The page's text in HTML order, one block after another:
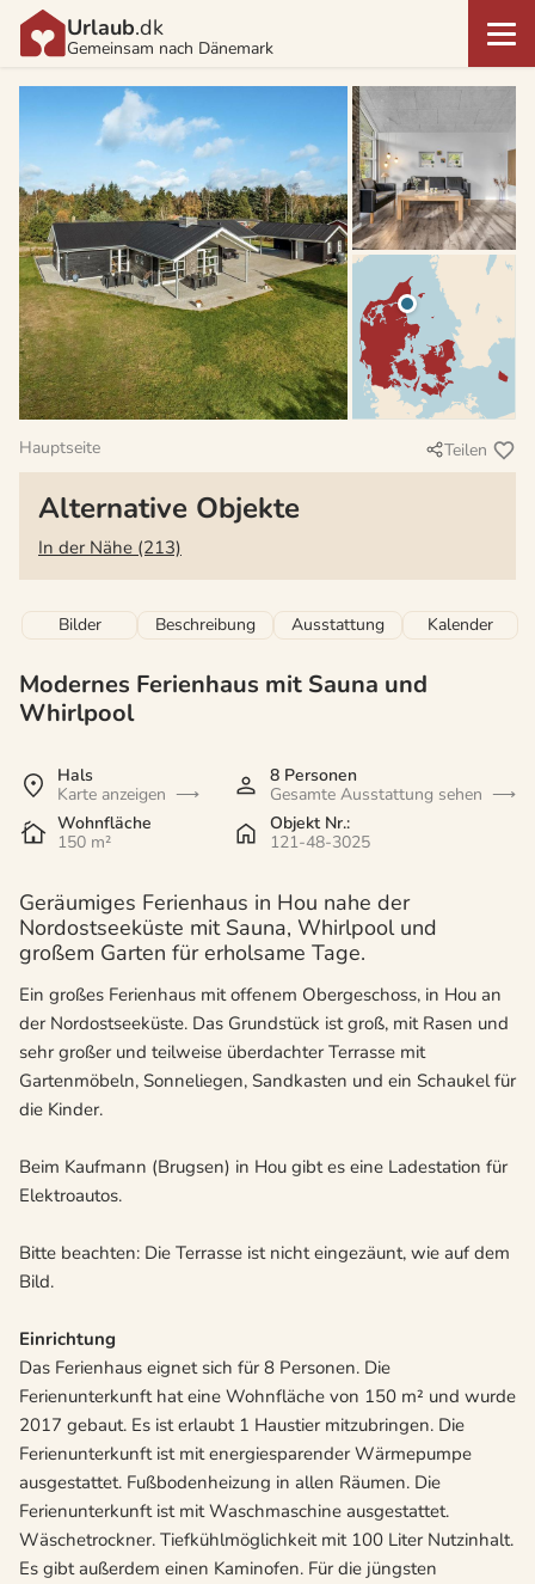
Urlaub.dk
Gemeinsam nach Dänemark
Hauptseite Teilen
Alternative Objekte
In der Nähe (213)
Bilder Beschreibung Ausstattung Kalender
Modernes Ferienhaus mit Sauna und
Whirlpool
Hals
Karte anzeigen
8 Personen
Gesamte Ausstattung sehen
Wohnfläche
150 m²
Objekt Nr.:
121-48-3025
Geräumiges Ferienhaus in Hou nahe der
Nordostseeküste mit Sauna, Whirlpool und
großem Garten für erholsame Tage.
Ein großes Ferienhaus mit offenem Obergeschoss, in Hou an
der Nordostseeküste. Das Grundstück ist groß, mit Rasen und
sehr großer und teilweise überdachter Terrasse mit
Gartenmöbeln, Sonneliegen, Sandkasten und ein Schaukel für
die Kinder.
Beim Kaufmann (Brugsen) in Hou gibt es eine Ladestation für
Elektroautos.
Bitte beachten: Die Terrasse ist nicht eingezäunt, wie auf dem
Bild.
Einrichtung
Das Ferienhaus eignet sich für 8 Personen. Die
Ferienunterkunft hat eine Wohnfläche von 150 m² und wurde
2017 gebaut. Es ist erlaubt 1 Haustier mitzubringen. Die
Ferienunterkunft ist mit energiesparender Wärmepumpe
ausgestattet. Fußbodenheizung in allen Räumen. Die
Ferienunterkunft ist mit Waschmaschine ausgestattet.
Wäschetrockner. Tiefkühlmöglichkeit mit 100 Liter Nutzinhalt.
Es gibt außerdem einen Kaminofen. Für die jüngsten